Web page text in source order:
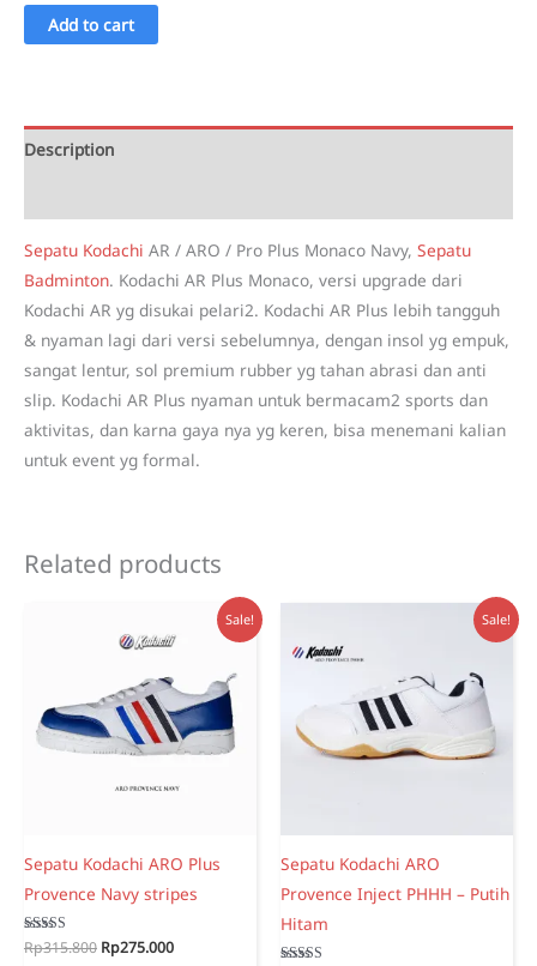
Sol
Hitam
quantity
Add to cart
Description
Sepatu Kodachi AR / ARO / Pro Plus Monaco Navy, Sepatu
Badminton. Kodachi AR Plus Monaco, versi upgrade dari
Kodachi AR yg disukai pelari2. Kodachi AR Plus lebih tangguh
& nyaman lagi dari versi sebelumnya, dengan insol yg empuk,
sangat lentur, sol premium rubber yg tahan abrasi dan anti
slip. Kodachi AR Plus nyaman untuk bermacam2 sports dan
aktivitas, dan karna gaya nya yg keren, bisa menemani kalian
untuk event yg formal.
Related products
Sale!
Sepatu Kodachi ARO Plus
Provence Navy stripes
Rated
5.00
Rp315.800 Original
Rp275.000Current
Sale!
Sepatu Kodachi ARO
Provence Inject PHHH – Putih
Hitam